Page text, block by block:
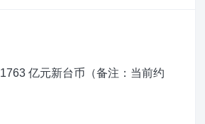
亿元新台币（备注：当前约